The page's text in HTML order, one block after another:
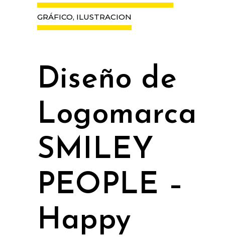
GRÁFICO, ILUSTRACION
Diseño de
Logomarca
SMILEY
PEOPLE –
Happy